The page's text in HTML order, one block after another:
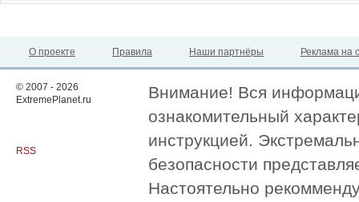
О проекте Правила Наши партнёры Реклама на
© 2007 - 2026
ExtremePlanet.ru
RSS
Внимание! Вся
ознакомительный
инструкцией.
безопасности
Настоятельно